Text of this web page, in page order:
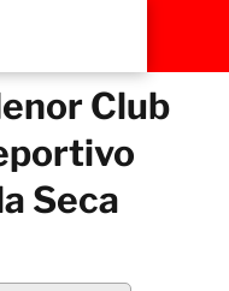
Club
Seca